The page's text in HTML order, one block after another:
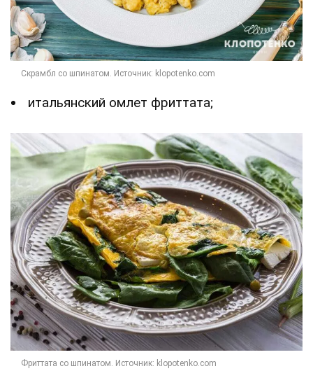
итальянский омлет фриттата;